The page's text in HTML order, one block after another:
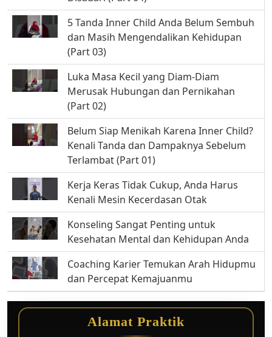
5 Tanda Inner Child Anda Belum Sembuh
dan Masih Mengendalikan Kehidupan
(Part 03)
Luka Masa Kecil yang Diam-Diam
Merusak Hubungan dan Pernikahan
(Part 02)
Belum Siap Menikah Karena Inner Child?
Kenali Tanda dan Dampaknya Sebelum
Terlambat (Part 01)
Kerja Keras Tidak Cukup, Anda Harus
Kenali Mesin Kecerdasan Otak
Konseling Sangat Penting untuk
Kesehatan Mental dan Kehidupan Anda
Coaching Karier Temukan Arah Hidupmu
dan Percepat Kemajuanmu
Alamat Praktik